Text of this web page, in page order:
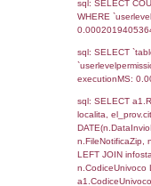
DI